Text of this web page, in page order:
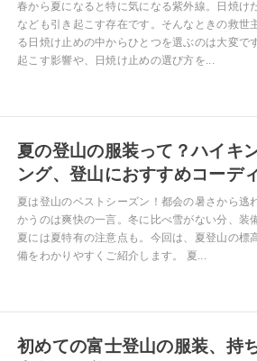
春から夏になると特に気になる紫外線。日焼け
なども引き起こす存在です。そんなときの救世
る日焼け止めの中からひとつを選ぶのは大変で
起こす影響や、日焼け止めの選び方を...
夏の登山の服装って？ハイキ
ング、登山におすすめコーデ
夏は登山のベストシーズン！都会の暑さから逃
かうのは爽快の一言。冬に比べ雪がない分、装
夏には夏特有の注意点も。今回は、夏登山の標
備をわかりやすくご紹介します。 夏...
初めての富士登山の服装、持